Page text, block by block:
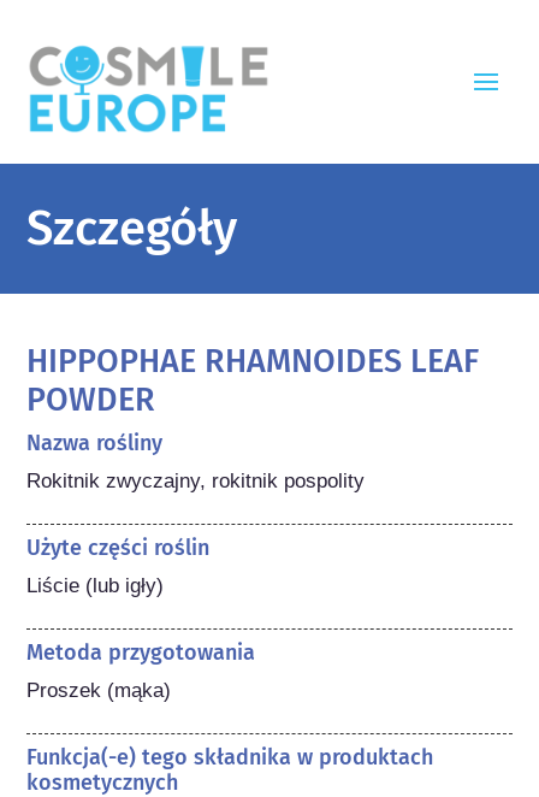
Szczegóły
HIPPOPHAE RHAMNOIDES LEAF
POWDER
Nazwa rośliny
Rokitnik zwyczajny, rokitnik pospolity
Użyte części roślin
Liście (lub igły)
Metoda przygotowania
Proszek (mąka)
Funkcja(-e) tego składnika w produktach
kosmetycznych